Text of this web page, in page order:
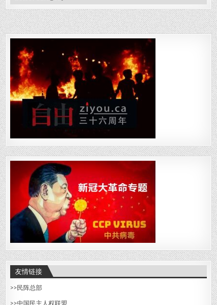
索
引
友情链接
>>民阵总部
>>中国民主人权联盟